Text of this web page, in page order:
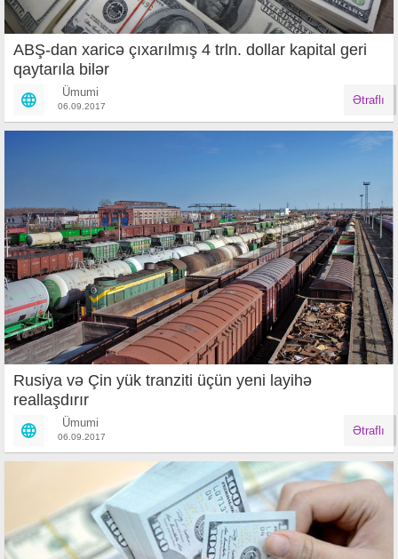
ABŞ-dan xaricə çıxarılmış 4 trln. dollar kapital geri
qaytarıla bilər
Ümumi
06.09.2017 Ətraflı
Rusiya və Çin yük tranziti üçün yeni layihə
reallaşdırır
Ümumi
06.09.2017 Ətraflı